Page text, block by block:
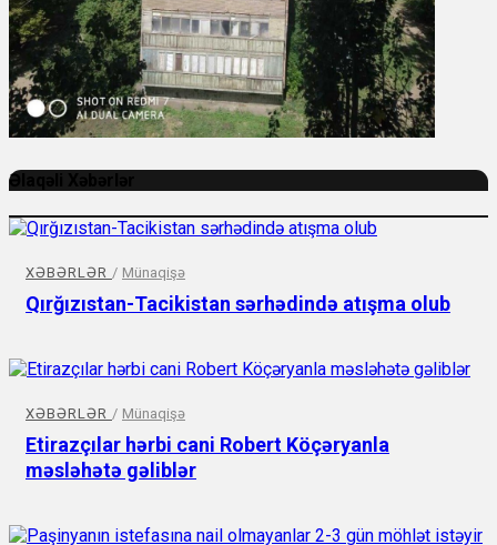
Əlaqəli Xəbərlər
XƏBƏRLƏR / Münaqişə
Qırğızıstan-Tacikistan sərhədində atışma olub
XƏBƏRLƏR / Münaqişə
Etirazçılar hərbi cani Robert Köçəryanla
məsləhətə gəliblər